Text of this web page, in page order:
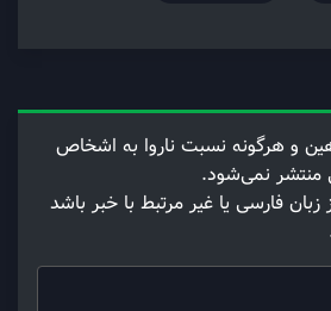
و هرگونه نسبت ناروا به اشخاص
نمی‌شود.
زبان فارسی یا غیر مرتبط با خبر باشد